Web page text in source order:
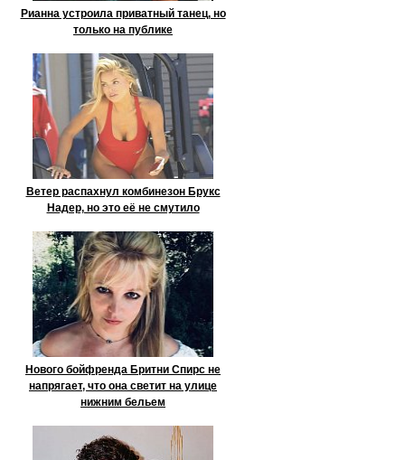
Рианна устроила приватный танец, но
только на публике
Ветер распахнул комбинезон Брукс
Надер, но это её не смутило
Нового бойфренда Бритни Спирс не
напрягает, что она светит на улице
нижним бельем